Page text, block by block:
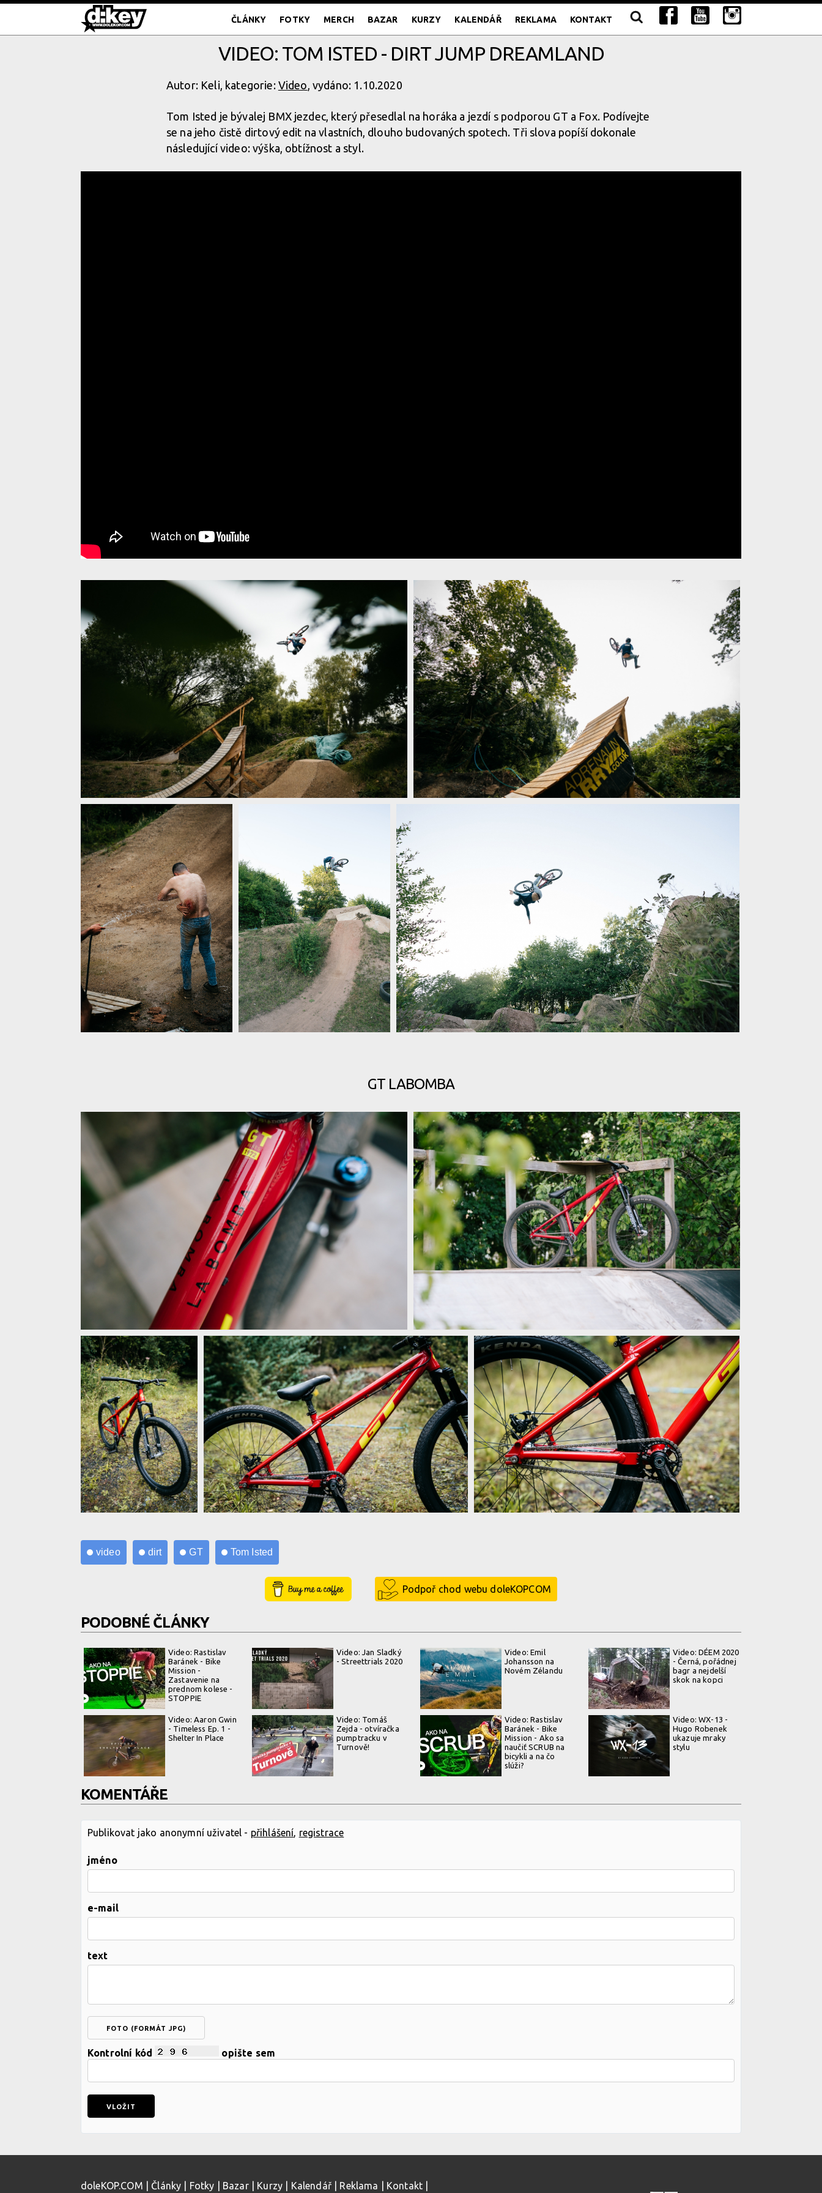
ČLÁNKY FOTKY MERCH BAZAR KURZY KALENDÁŘ REKLAMA KONTAKT
VIDEO: TOM ISTED - DIRT JUMP DREAMLAND
Autor: Keli, kategorie: Video, vydáno: 1.10.2020
Tom Isted je bývalej BMX jezdec, který přesedlal na horáka a jezdí s podporou GT a Fox. Podívejte
se na jeho čistě dirtový edit na vlastních, dlouho budovaných spotech. Tři slova popíší dokonale
následující video: výška, obtížnost a styl.
Video: Tom Isted - Dirt Jump Dreamland
Video: Tom Isted - Dirt Jump Dreamland
Dreamland
Video: Tom Isted - Dirt Jump Dreamland
GT LABOMBA
Video: Tom Isted - Dirt Jump Dreamland
Video: Tom Isted - Dirt Jump Dreamland
Video: Tom Isted - Dirt Jump Dreamland
Video: Tom Isted - Dirt Jump Dreamland
Video: Tom Isted - Dirt Jump Dreamland
video dirt GT Tom Isted
Buy Me a Coffee Podpoř chod webu doleKOPCOM
PODOBNÉ ČLÁNKY
Video: Rastislav
Baránek - Bike
Mission -
Zastavenie na
prednom kolese -
STOPPIE
Video: Jan Sladký
- Streettrials 2020
Video: Emil
Johansson na
Novém Zélandu
Video: DÉEM 2020
- Černá, pořádnej
bagr a nejdelší
skok na kopci
Video: Aaron Gwin
- Timeless Ep. 1 -
Shelter In Place
Video: Tomáš
Zejda - otvíračka
pumptracku v
Turnově!
Video: Rastislav
Baránek - Bike
Mission - Ako sa
naučiť SCRUB na
bicykli a na čo
slúži?
Video: WX-13 -
Hugo Robenek
ukazuje mraky
stylu
KOMENTÁŘE
Publikovat jako anonymní uživatel - přihlášení registrace
jméno
e-mail
text
FOTO (FORMÁT JPG)
Kontrolní kód opište sem
doleKOP.COM Články Fotky Bazar| Kurzy Kalendář| Reklama Kontakt